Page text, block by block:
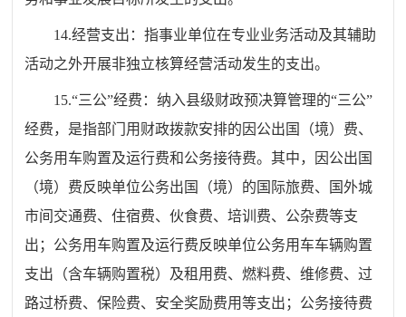
14.经营支出：指事业单位在专业业务活动及其辅助
活动之外开展非独立核算经营活动发生的支出。
15.“三公”经费：纳入县级财政预决算管理的“三公”
经费，是指部门用财政拨款安排的因公出国（境）费、
公务用车购置及运行费和公务接待费。其中，因公出国
（境）费反映单位公务出国（境）的国际旅费、国外城
市间交通费、住宿费、伙食费、培训费、公杂费等支
出；公务用车购置及运行费反映单位公务用车车辆购置
支出（含车辆购置税）及租用费、燃料费、维修费、过
路过桥费、保险费、安全奖励费用等支出；公务接待费